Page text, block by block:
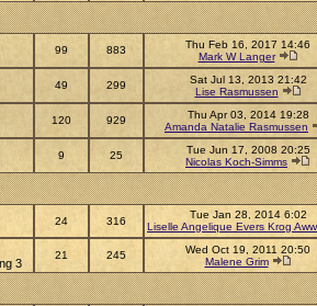
99 883
Thu Feb 16, 2017 14:46
Mark W Langer
49 299
Sat Jul 13, 2013 21:42
Lise Rasmussen
120 929
Thu Apr 03, 2014 19:28
Amanda Natalie Rasmussen
9 25
Tue Jun 17, 2008 20:25
Nicolas Koch-Simms
24 316
Tue Jan 28, 2014 6:02
Liselle Angelique Evers Krog
3
21 245
Wed Oct 19, 2011 20:50
Malene Grim